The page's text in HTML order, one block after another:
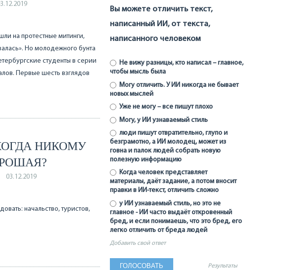
на протестные митинги,
Но молодежного бунта
студенты в серии
Первые шесть взглядов
НИКОМУ
03.12.2019
начальство, туристов,
Вы можете отличить текст,
написанный ИИ, от текста,
написанного человеком
Не вижу разницы, кто написал – главное,
чтобы мысль была
Могу отличить. У ИИ никогда не бывает
новых мыслей
Уже не могу – все пишут плохо
Могу, у ИИ узнаваемый стиль
люди пишут отвратительно, глупо и
безграмотно, а ИИ молодец, может из
говна и палок людей собрать новую
полезную информацию
Когда человек представляет
материалы, даёт задание, а потом вносит
правки в ИИ-текст, отличить сложно
у ИИ узнаваемый стиль, но это не
главное - ИИ часто выдаёт откровенный
бред, и если понимаешь, что это бред, его
легко отличить от бреда людей
Добавить свой ответ
Результаты